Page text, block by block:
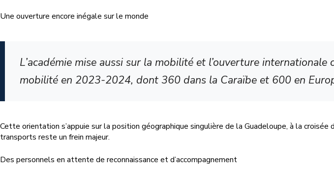
Une ouverture encore inégale sur le monde
L’académie mise aussi sur la mobilité et l’ouverture
mobilité en 2023-2024, dont 360 dans la Caraïbe et 600 en
Cette orientation s’appuie sur la position géographique singulière de la Guadeloupe, à la
transports reste un frein majeur.
Des personnels en attente de reconnaissance et d’accompagnement